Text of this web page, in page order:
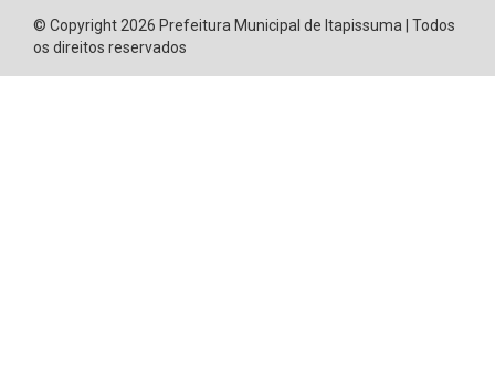
© Copyright 2026 Prefeitura Municipal de Itapissuma | Todos
os direitos reservados